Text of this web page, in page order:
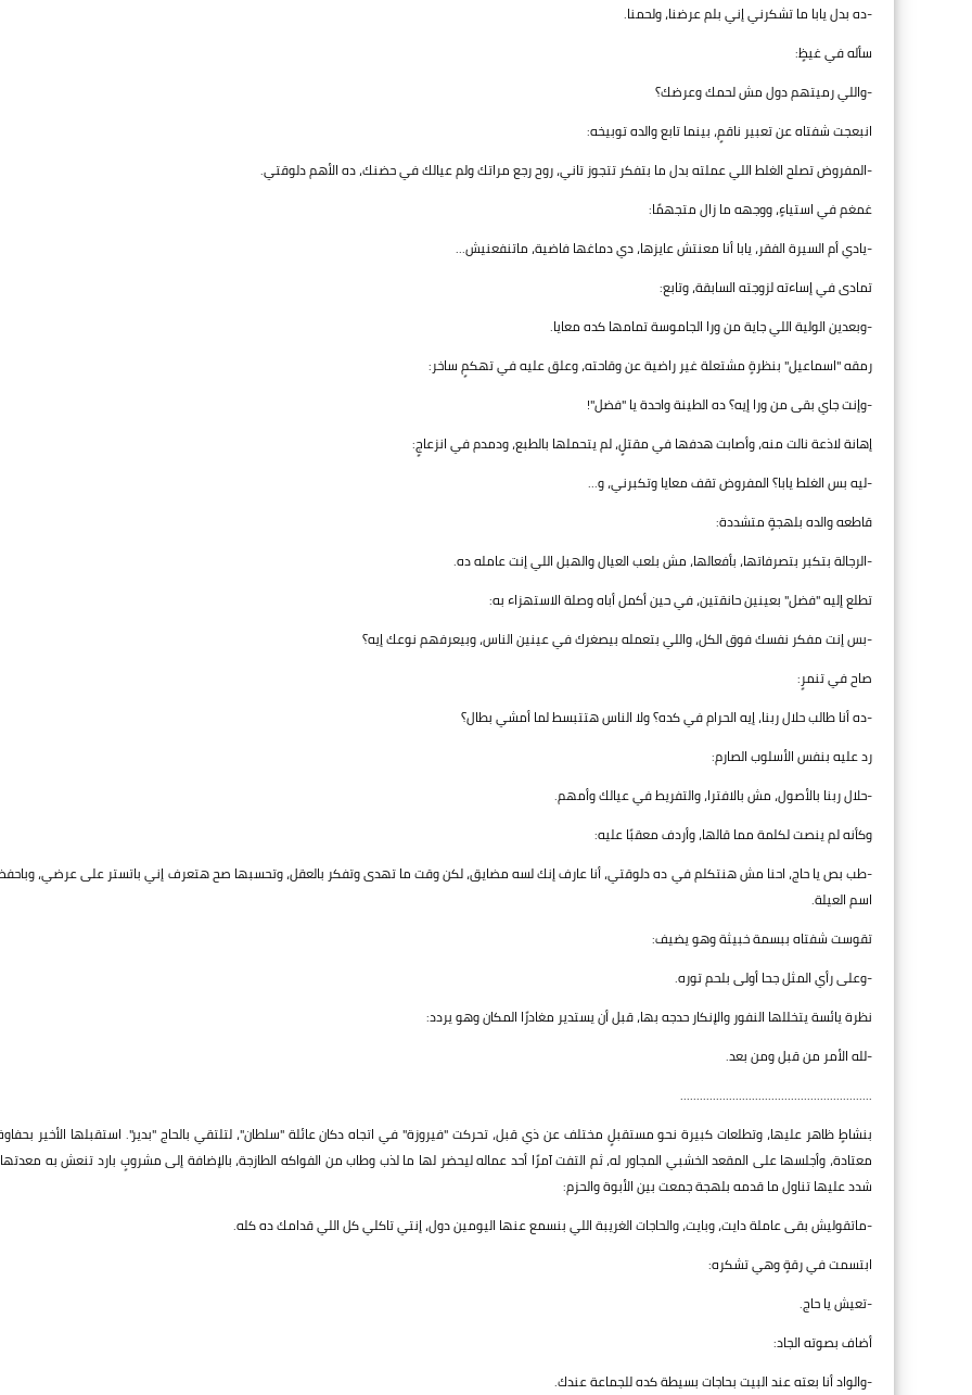
-ده بدل يابا ما تشكرني إني بلم عرضنا، ولحمنا.
سأله في غيظٍ:
-واللي رميتهم دول مش لحمك وعرضك؟
انبعجت شفتاه عن تعبير ناقمٍ، بينما تابع والده توبيخه:
-المفروض تصلح الغلط اللي عملته بدل ما بتفكر تتجوز تاني، روح رجع مراتك ولم عيالك في حضنك، ده الأهم دلوقتي.
غمغم في استياءٍ، ووجهه ما زال متجهمًا:
-يادي أم السيرة الفقر، يابا أنا معنتش عايزها، دي دماغها فاضية، ماتنفعنيش...
تمادى في إساءته لزوجته السابقة، وتابع:
-وبعدين الولية اللي جاية من ورا الجاموسة تمامها كده معايا.
رمقه "اسماعيل" بنظرةٍ مشتعلة غير راضية عن وقاحته، وعلق عليه في تهكمٍ ساخر:
-وإنت جاي بقى من ورا إيه؟ ده الطينة واحدة يا "فضل"!
إهانة لاذعة نالت منه، وأصابت هدفها في مقتلٍ، لم يتحملها بالطبع، ودمدم في انزعاجٍ:
-ليه بس الغلط يابا؟ المفروض تقف معايا وتكبرني، و...
قاطعه والده بلهجةٍ متشددة:
-الرجالة بتكبر بتصرفاتها، بأفعالها، مش بلعب العيال والهبل اللي إنت عامله ده.
تطلع إليه "فضل" بعينين حانقتين، في حين أكمل أباه وصلة الاستهزاء به:
-بس إنت مفكر نفسك فوق الكل، واللي بتعمله بيصغرك في عينين الناس، وبيعرفهم نوعك إيه؟
صاح في تنمرٍ:
-ده أنا طالب حلال ربنا، إيه الحرام في كده؟ ولا الناس هتتبسط لما أمشي بطال؟
رد عليه بنفس الأسلوب الصارم:
-حلال ربنا بالأصول، مش بالافترا، والتفريط في عيالك وأمهم.
وكأنه لم ينصت لكلمة مما قالها، وأردف معقبًا عليه:
-طب بص يا حاج، احنا مش هنتكلم في ده دلوقتي، أنا عارف إنك لسه مضايق، لكن وقت ما تهدى وتفكر بالعقل، وتحسبها صح هتعرف إني باتستر على عرضي،
اسم العيلة.
تقوست شفتاه ببسمة خبيثة وهو يضيف:
-وعلى رأي المثل جحا أولى بلحم توره.
نظرة يائسة يتخللها النفور والإنكار حدجه بها، قبل أن يستدير مغادرًا المكان وهو يردد:
-لله الأمر من قبل ومن بعد.
...........................................................
بنشاطٍ ظاهر عليها، وتطلعات كبيرة نحو مستقبلٍ مختلف عن ذي قبل، تحركت "فيروزة" في اتجاه دكان عائلة "سلطان"، لتلتقي بالحاج "بدير". استقبلها الأخير
معتادة، وأجلسها على المقعد الخشبي المجاور له، ثم التفت آمرًا أحد عماله ليحضر لها ما لذب وطاب من الفواكه الطازجة، بالإضافة إلى مشروبٍ بارد تنعش به
شدد عليها تناول ما قدمه بلهجة جمعت بين الأبوة والحزم:
-ماتقوليش بقى عاملة دايت، وبايت، والحاجات الغريبة اللي بنسمع عنها اليومين دول، إنتي تاكلي كل اللي قدامك ده كله.
ابتسمت في رقةٍ وهي تشكره:
-تعيش يا حاج.
أضاف بصوته الجاد:
-والواد أنا بعته عند البيت بحاجات بسيطة كده للجماعة عندك.